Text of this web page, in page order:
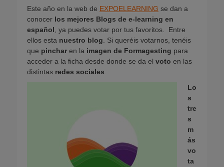
Este año en la web de EXPOELEARNING se dan a
conocer los mejores Blogs de e-learning en
español , ya puedes votar por tus favoritos. Entre
ellos esta nuestro blog . Si queréis votarnos, tenéis
que pinchar en la imagen de Formagesting para
acceder a la ficha desde donde se da el voto en las
distintas redes sociales
Lo
s
tre
s
m
ás
vo
ta